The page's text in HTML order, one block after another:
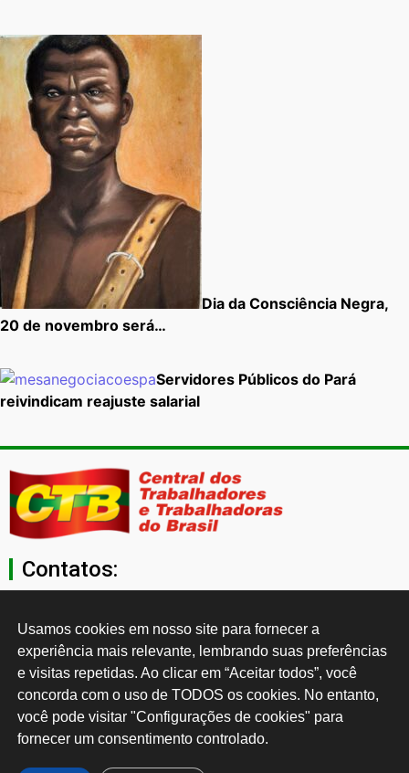
Dia da Consciência Negra,
20 de novembro será…
Servidores Públicos do Pará
reivindicam reajuste salarial
Contatos:
secgeral@ctb.org.br
11 3874-0040
Rua Cardoso de Almeida, 1843, Sumaré São Paulo - SP -
Brasil CEP: 01251-001
Desenvolvido por:
Usamos cookies em nosso site para fornecer a
experiência mais relevante, lembrando suas preferências
e visitas repetidas. Ao clicar em “Aceitar todos”, você
concorda com o uso de TODOS os cookies. No entanto,
você pode visitar "Configurações de cookies" para
fornecer um consentimento controlado.